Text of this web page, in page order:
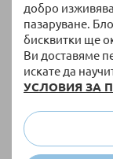
добро
пазаруване.
бисквитки ще
Ви доставяме
искате да
УСЛОВИЯ ЗА